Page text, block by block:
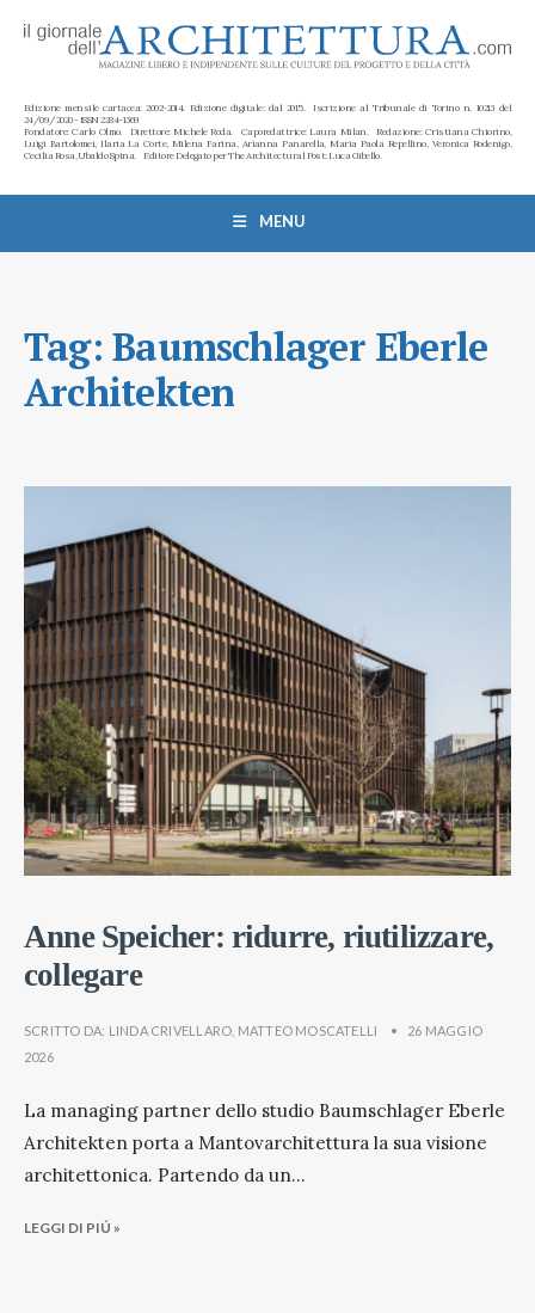
Edizione mensile cartacea: 2002-2014. Edizione digitale: dal 2015. Iscrizione al Tribunale di Torino n. 10213 del
24/09/2020 - ISSN 2284-1369
Fondatore: Carlo Olmo. Direttore: Michele Roda. Caporedattrice: Laura Milan. Redazione: Cristiana Chiorino,
Luigi Bartolomei, Ilaria La Corte, Milena Farina, Arianna Panarella, Maria Paola Repellino, Veronica Rodenigo,
Cecilia Rosa, Ubaldo Spina. Editore Delegato per The Architectural Post: Luca Gibello.
MENU
Tag:Baumschlager Eberle
Architekten
Anne Speicher: ridurre, riutilizzare,
collegare
SCRITTO DA: LINDA CRIVELLARO MATTEO MOSCATELLI •
26 MAGGIO
2026
La managing partner dello studio Baumschlager Eberle
Architekten porta a Mantovarchitettura la sua visione
architettonica. Partendo da un...
LEGGI DI PIÚ »